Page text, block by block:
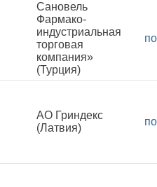
Сановель
Фармако-
индустриальная
торговая
компания»
(Турция)
АО Гриндекс
(Латвия)